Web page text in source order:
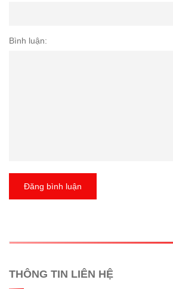
Bình luận:
Đăng bình luận
THÔNG TIN LIÊN HỆ